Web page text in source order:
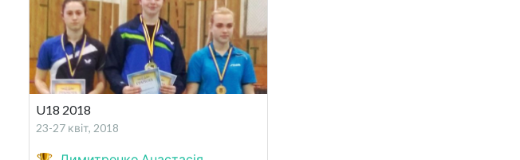
U18 2018
23-27 квіт, 2018